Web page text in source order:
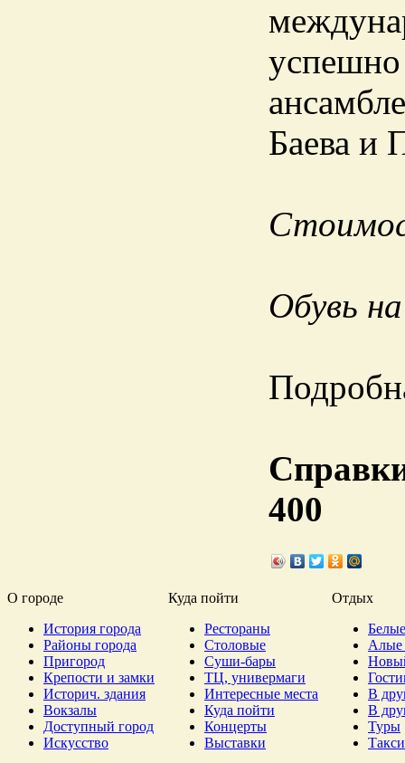
Баева и
Обувь
400
О городе Куда пойти
Отдых
История города
Районы города
Пригород
Крепости и замки
Историч. здания
Вокзалы
Доступный город
Искусство
Рестораны
Столовые
Суши-бары
ТЦ, универмаги
Интересные места
Куда пойти
Концерты
Выставки
Алые
В
В
Туры
Такси